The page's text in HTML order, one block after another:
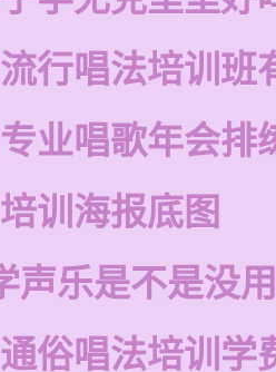
行唱法培训班
业唱歌年会排
训海报底图
声乐是不是没用
俗唱法培训学